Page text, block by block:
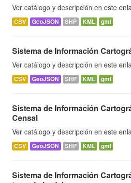
Ver catálogo y descripción en este
CSV GeoJSON SHP KML gml
Sistema de Información
Ver catálogo y descripción en este
CSV GeoJSON SHP KML gml
Sistema de Información
Censal
Ver catálogo y descripción en este
CSV GeoJSON SHP KML gml
Sistema de Información